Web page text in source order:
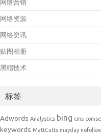
网络营销
网络资源
网络资讯
贴图相册
黑帽技术
标签
Adwords Analystics bing cms
keywords MattCutts mayday